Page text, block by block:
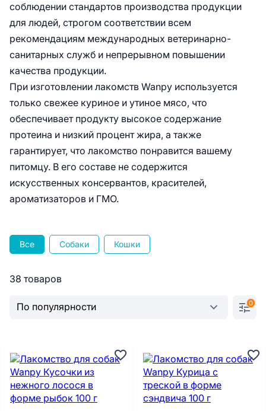
соблюдении стандартов производства продукции
для людей, строгом соответствии всем
рекомендациям международных ветеринарно-
санитарных служб и непрерывном повышении
качества продукции.
При изготовлении лакомств Wanpy используется
только свежее куриное и утиное мясо, что
обеспечивает продукту высокое содержание
протеина и низкий процент жира, а также
гарантирует, что лакомство понравится вашему
питомцу. В его составе не содержится
искусственных консервантов, красителей,
ароматизаторов и ГМО.
Все Собаки Кошки
38 товаров
0